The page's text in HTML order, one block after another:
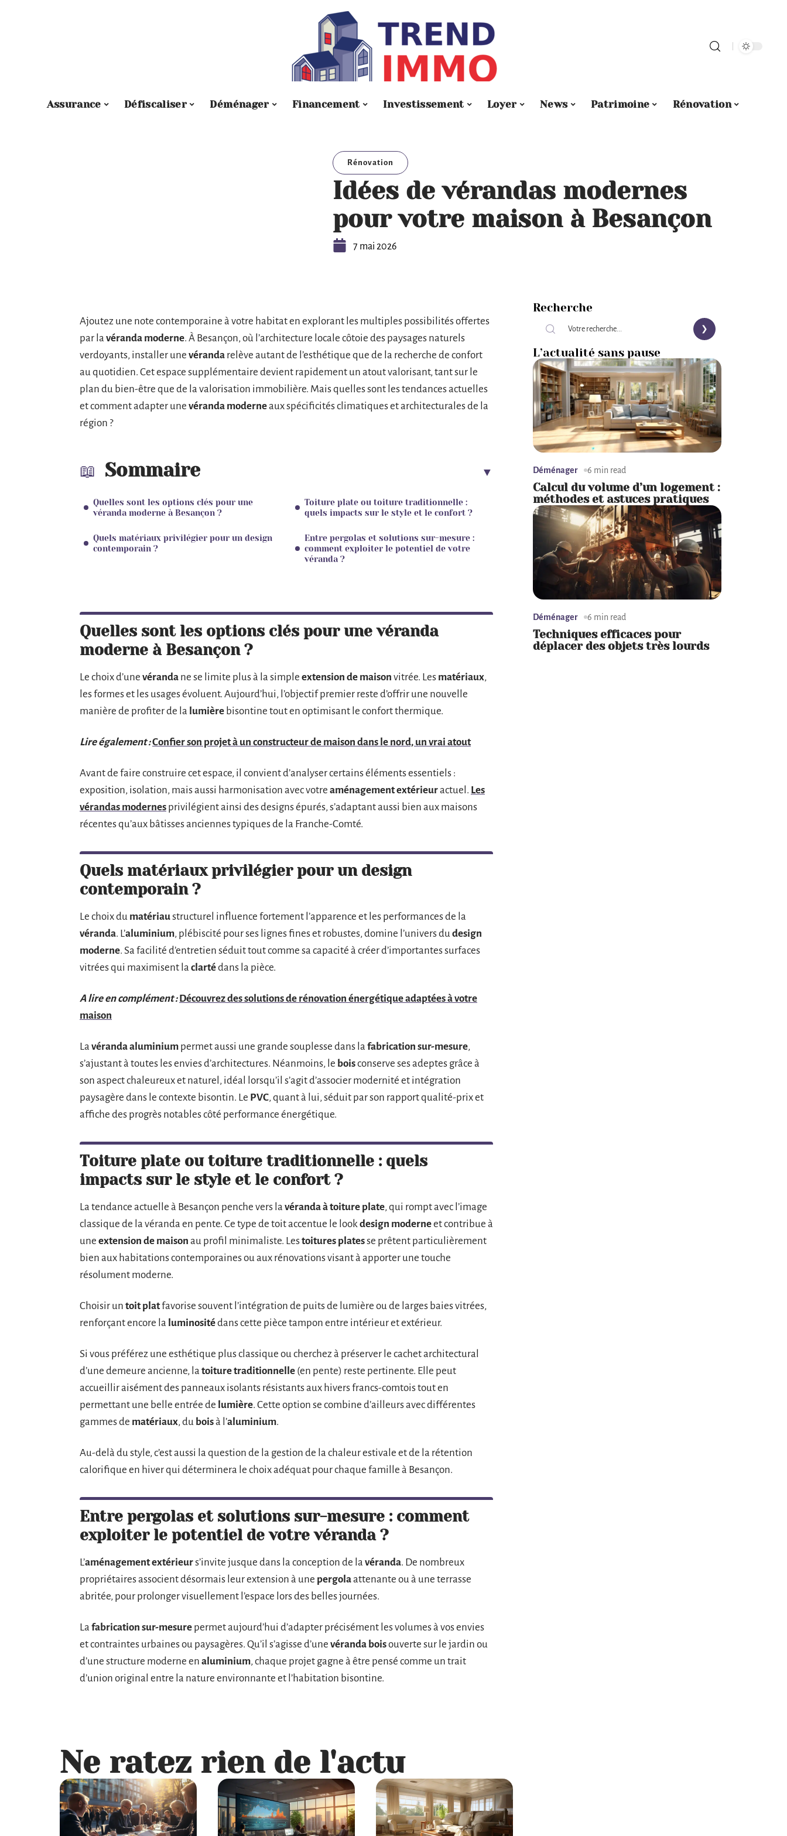
Assurance Défiscaliser Déménager Financement Investissement Loyer News Patrimoine Rénovation
Rénovation
Idées de vérandas modernes
pour votre maison à Besançon
7 mai 2026
Ajoutez une note contemporaine à votre habitat en explorant les multiples possibilités offertes
par la véranda moderne. À Besançon, où l’architecture locale côtoie des paysages naturels
verdoyants, installer une véranda relève autant de l’esthétique que de la recherche de confort
au quotidien. Cet espace supplémentaire devient rapidement un atout valorisant, tant sur le
plan du bien-être que de la valorisation immobilière. Mais quelles sont les tendances actuelles
et comment adapter une véranda moderneaux spécificités climatiques et architecturales de la
région ?
Sommaire
Quelles sont les options clés pour une
véranda moderne à Besançon ?
Quels matériaux privilégier pour un design
contemporain ?
Toiture plate ou toiture traditionnelle :
quels impacts sur le style et le confort ?
Entre pergolas et solutions sur-mesure :
comment exploiter le potentiel de votre
véranda ?
Quelles sont les options clés pour une véranda
moderne à Besançon ?
Le choix d’une véranda ne se limite plus à la simple extension de maison vitrée. Les matériaux,
les formes et les usages évoluent. Aujourd’hui, l’objectif premier reste d’offrir une nouvelle
manière de profiter de la lumière bisontine tout en optimisant le confort thermique.
Lire également :Confier son projet à un constructeur de maison dans le nord, un vrai atout
Avant de faire construire cet espace, il convient d’analyser certains éléments essentiels :
exposition, isolation, mais aussi harmonisation avec votre aménagement extérieuractuel. Les
vérandas modernes privilégient ainsi des designs épurés, s’adaptant aussi bien aux maisons
récentes qu’aux bâtisses anciennes typiques de la Franche-Comté.
Quels matériaux privilégier pour un design
contemporain ?
Le choix du matériaustructurel influence fortement l’apparence et les performances de la
véranda. L’aluminium, plébiscité pour ses lignes fines et robustes, domine l’univers dudesign
moderne. Sa facilité d’entretien séduit tout comme sa capacité à créer d’importantes surfaces
vitrées qui maximisent la clartédans la pièce.
A lire en complément : Découvrez des solutions de rénovation énergétique adaptées à votre
maison
La véranda aluminium permet aussi une grande souplesse dans la fabrication sur-mesure,
s’ajustant à toutes les envies d’architectures. Néanmoins, le boisconserve ses adeptes grâce à
son aspect chaleureux et naturel, idéal lorsqu’il s’agit d’associer modernité et intégration
paysagère dans le contexte bisontin. Le PVC, quant à lui, séduit par son rapport qualité-prix et
affiche des progrès notables côté performance énergétique.
Toiture plate ou toiture traditionnelle : quels
impacts sur le style et le confort ?
La tendance actuelle à Besançon penche vers la véranda à toiture plate, qui rompt avec l’image
classique de la véranda en pente. Ce type de toit accentue le lookdesign moderneet contribue à
une extension de maison au profil minimaliste. Lestoitures platesse prêtent particulièrement
bien aux habitations contemporaines ou aux rénovations visant à apporter une touche
résolument moderne.
Choisir un toit platfavorise souvent l’intégration de puits de lumière ou de larges baies vitrées,
renforçant encore la luminositédans cette pièce tampon entre intérieur et extérieur.
Si vous préférez une esthétique plus classique ou cherchez à préserver le cachet architectural
d’une demeure ancienne, la toiture traditionnelle (en pente) reste pertinente. Elle peut
accueillir aisément des panneaux isolants résistants aux hivers francs-comtois tout en
permettant une belle entrée de lumière. Cette option se combine d’ailleurs avec différentes
gammes de matériaux, du boisà l’aluminium.
Au-delà du style, c’est aussi la question de la gestion de la chaleur estivale et de la rétention
calorifique en hiver qui déterminera le choix adéquat pour chaque famille à Besançon.
Entre pergolas et solutions sur-mesure : comment
exploiter le potentiel de votre véranda ?
L’aménagement extérieurs’invite jusque dans la conception de la véranda. De nombreux
propriétaires associent désormais leur extension à une pergolaattenante ou à une terrasse
abritée, pour prolonger visuellement l’espace lors des belles journées.
La fabrication sur-mesure permet aujourd’hui d’adapter précisément les volumes à vos envies
et contraintes urbaines ou paysagères. Qu’il s’agisse d’une véranda boisouverte sur le jardin ou
d’une structure moderne en aluminium, chaque projet gagne à être pensé comme un trait
d’union original entre la nature environnante et l’habitation bisontine.
Ne ratez rien de l'actu
Recherche
L’actualité sans pause
Déménager 6 min read
Calcul du volume d’un logement :
méthodes et astuces pratiques
Déménager 6 min read
Techniques efficaces pour
déplacer des objets très lourds